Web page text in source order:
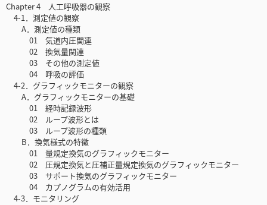
Chapter 4 人工呼吸器の観察
4-1．測定値の観察
A．測定値の種類
01 気道内圧関連
02 換気量関連
03 その他の測定値
04 呼吸の評価
4-2．グラフィックモニターの観察
A．グラフィックモニターの基礎
01 経時記録波形
02 ループ波形とは
03 ループ波形の種類
B．換気様式の特徴
01 量規定換気のグラフィックモニター
02 圧規定換気と圧補正量規定換気のグラフィックモニター
03 サポート換気のグラフィックモニター
04 カプノグラムの有効活用
4-3．モニタリング